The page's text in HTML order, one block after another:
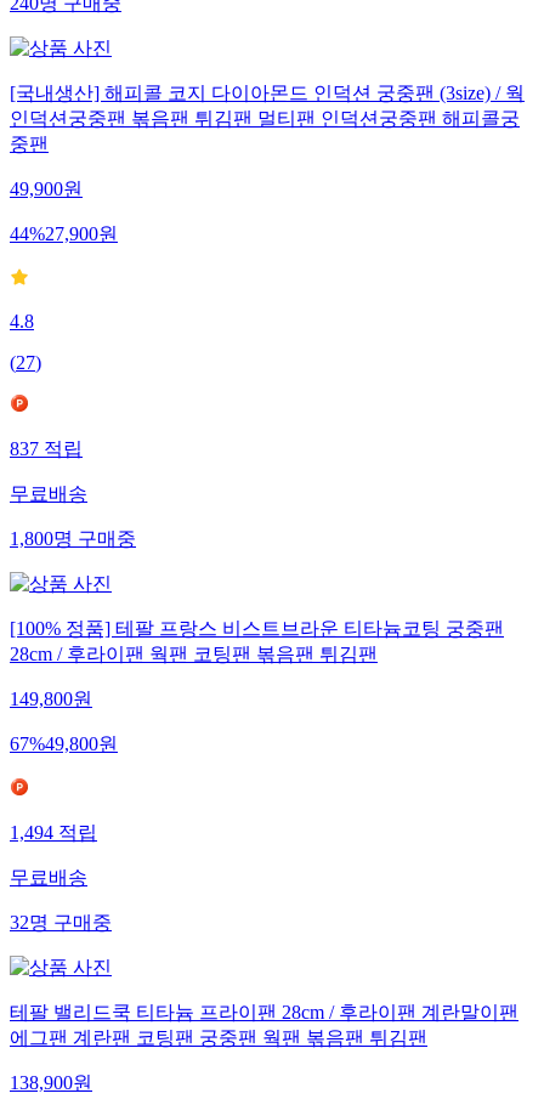
[국내생산] 해피콜 코지 다이아몬드 인덕션 궁중팬 (3size) / 웍
인덕션궁중팬 볶음팬 튀김팬 멀티팬 인덕션궁중팬 해피콜궁
중팬
49,900원
44%27,900원
4.8
(27)
837 적립
무료배송
1,800명 구매중
[100% 정품] 테팔 프랑스 비스트브라운 티타늄코팅 궁중팬
28cm / 후라이팬 웍팬 코팅팬 볶음팬 튀김팬
149,800원
67%49,800원
1,494 적립
무료배송
32명 구매중
테팔 밸리드쿡 티타늄 프라이팬 28cm / 후라이팬 계란말이팬
에그팬 계란팬 코팅팬 궁중팬 웍팬 볶음팬 튀김팬
138,900원